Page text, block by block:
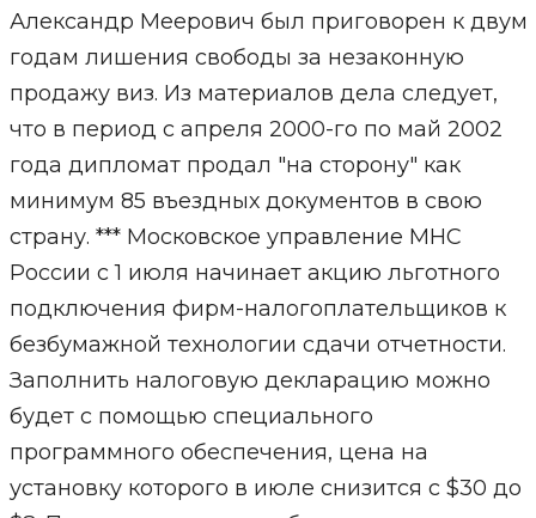
Александр Меерович был приговорен к двум
годам лишения свободы за незаконную
продажу виз. Из материалов дела следует,
что в период с апреля 2000-го по май 2002
года дипломат продал "на сторону" как
минимум 85 въездных документов в свою
страну. *** Московское управление МНС
России с 1 июля начинает акцию льготного
подключения фирм-налогоплательщиков к
безбумажной технологии сдачи отчетности.
Заполнить налоговую декларацию можно
будет с помощью специального
программного обеспечения, цена на
установку которого в июле снизится с $30 до